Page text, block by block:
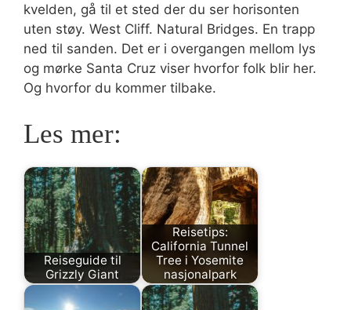
kvelden, gå til et sted der du ser horisonten
uten støy. West Cliff. Natural Bridges. En trapp
ned til sanden. Det er i overgangen mellom lys
og mørke Santa Cruz viser hvorfor folk blir her.
Og hvorfor du kommer tilbake.
Les mer:
Reiseguide til
Grizzly Giant
Reisetips:
California Tunnel
Tree i Yosemite
nasjonalpark